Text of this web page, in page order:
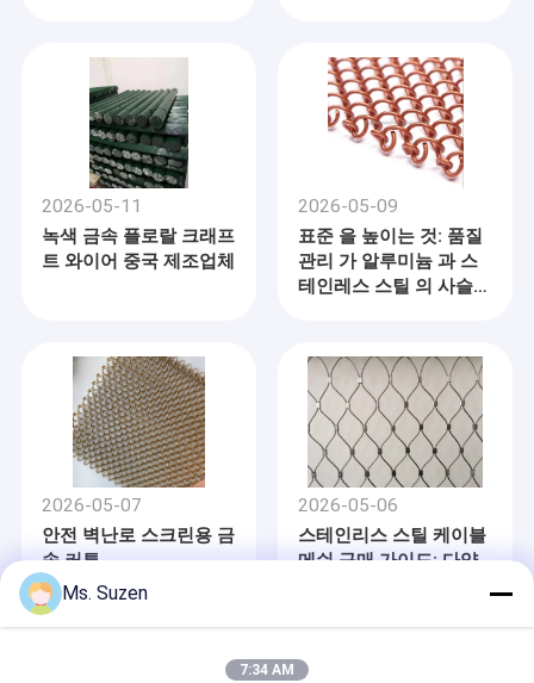
집
제품
VR 쇼
회사 소개
품질 관리
2026-05-11
녹색 금속 플로랄 크래프
트 와이어 중국 제조업체
2026-05-09
표준 을 높이는 것: 품질
관리 가 알루미늄 과 스
테인레스 스틸 의 사슬
있는가
2026-05-07
안전 벽난로 스크린용 금
속 커튼
2026-05-06
스테인리스 스틸 케이블
메쉬 구매 가이드: 다양
→ 2000년에 설립되었으며, 중국 안핑 카운티에 위치하고 있습니다.
→ 20000 평방 미터 면적의 건축 장식망, 건설 건물망, SS 304 얇은
필터망, 도보 격자 제품 전문.
→ 이 분야에서 15년 이상의 풍부한 경험을 바탕으로 Velp는 제품의
품질을 보장하기 위해 현대적인 관리 시스템을 채택했습니다.
→ 주요 시장: 호주, 독일, 프랑스, 영국, 스페인, 스웨덴, 스위스, 노르
웨이, 이탈리아, 미국, 캐나다, 브라질, 파나마, 중동, 동남아시아
→ 우리는 진심으로 우수한 제품, 합리적인 가격과 편안한 서비스를
통해 모든 고객과 잘 협력할 수 있다고 믿습니다.
Ms. Suzen
7:34 AM